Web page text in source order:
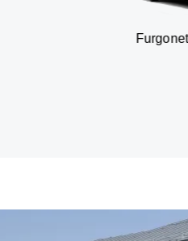
Furgoneta - 7 personas